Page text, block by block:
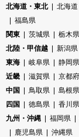
北海道・東北 北海道
福島県
関東
茨城県 栃木県
北陸・甲信越
新潟県
東海
岐阜県 静岡県
近畿
滋賀県 京都府
中国
鳥取県 島根県
四国
徳島県 香川県
九州・沖縄
福岡県
鹿児島県
沖縄県